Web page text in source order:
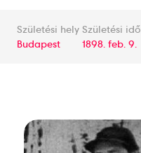
Születési hely
Budapest
Születési idő
1898. feb. 9.